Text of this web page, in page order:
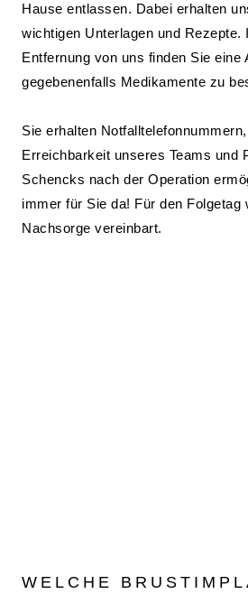
Hause entlassen. Dabei erhalten
wichtigen Unterlagen und Rezepte.
Entfernung von uns finden Sie eine
gegebenenfalls Medikamente zu
Sie erhalten
Erreichbarkeit unseres Teams und
Schencks nach der Operation
immer für Sie da! Für den Folgetag
Nachsorge vereinbart.
WELCHE